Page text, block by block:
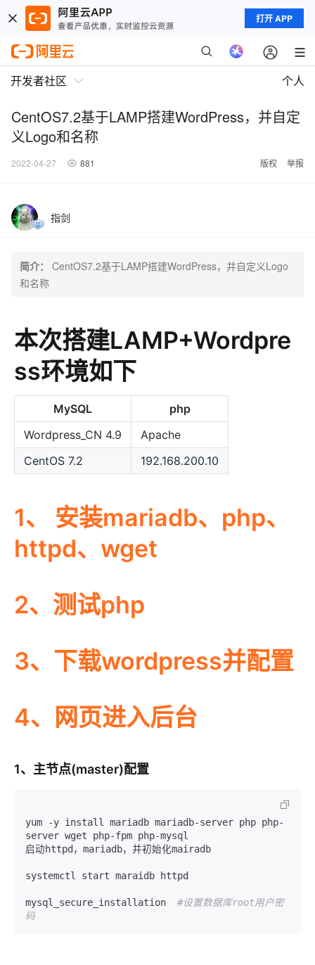
打开 APP
开发者社区 个人
CentOS7.2基于LAMP搭建WordPress，并自定
义Logo和名称
2022-04-27 881 版权 举报
指剑
简介：
CentOS7.2基于LAMP搭建WordPress，并自定义Logo
和名称
本次搭建LAMP+Wordpre
ss环境如下
MySQL
php
Wordpress_CN 4.9
Apache
CentOS 7.2
192.168.200.10
1、 安装mariadb、php、
httpd、wget
2、测试php
3、下载wordpress并配置
4、网页进入后台
1、主节点(master)配置
yum -y install mariadb mariadb-server php php-
server wget php-fpm php-mysql
启动httpd，mariadb，并初始化mairadb
systemctl start maraidb httpd
mysql_secure_installation #设置数据库root用户密
码